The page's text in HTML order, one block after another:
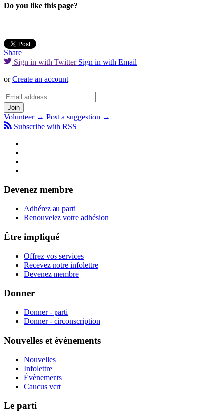
Do you like this page?
Share
Sign in with Twitter Sign in with Email
orCreate an account
Volunteer → Post a suggestion →
Subscribe with RSS
Devenez membre
Adhérez au parti
Renouvelez votre adhésion
Être impliqué
Offrez vos services
Recevez notre infolettre
Devenez membre
Donner
Donner - parti
Donner - circonscription
Nouvelles et évènements
Nouvelles
Infolettre
Évènements
Caucus vert
Le parti